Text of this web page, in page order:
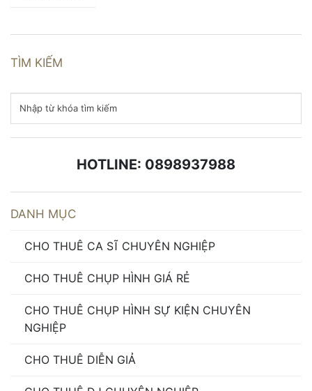
TÌM KIẾM
HOTLINE: 0898937988
DANH MỤC
CHO THUÊ CA SĨ CHUYÊN NGHIỆP
CHO THUÊ CHỤP HÌNH GIÁ RẺ
CHO THUÊ CHỤP HÌNH SỰ KIỆN CHUYÊN
NGHIỆP
CHO THUÊ DIỄN GIẢ